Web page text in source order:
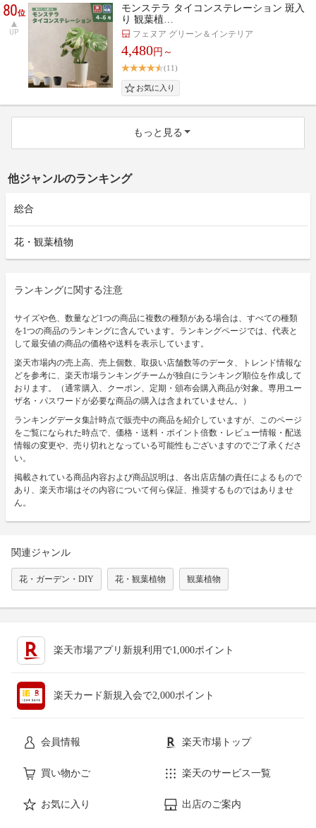
80位
UP
モンステラ タイコンステレーション 斑入
り 観葉植…
フェヌア グリーン＆インテリア
4,480円～
(11)
もっと見る
他ジャンルのランキング
総合
花・観葉植物
ランキングに関する注意
サイズや色、数量など1つの商品に複数の種類がある場合は、すべての種類
を1つの商品のランキングに含んでいます。ランキングページでは、代表と
して最安値の商品の価格や送料を表示しています。
楽天市場内の売上高、売上個数、取扱い店舗数等のデータ、トレンド情報な
どを参考に、楽天市場ランキングチームが独自にランキング順位を作成して
おります。（通常購入、クーポン、定期・頒布会購入商品が対象。専用ユー
ザ名・パスワードが必要な商品の購入は含まれていません。）
ランキングデータ集計時点で販売中の商品を紹介していますが、このページ
をご覧になられた時点で、価格・送料・ポイント倍数・レビュー情報・配送
情報の変更や、売り切れとなっている可能性もございますのでご了承くださ
い。
掲載されている商品内容および商品説明は、各出店店舗の責任によるもので
あり、楽天市場はその内容について何ら保証、推奨するものではありませ
ん。
関連ジャンル
花・ガーデン・DIY 花・観葉植物 観葉植物
楽天市場アプリ新規利用で1,000ポイント
楽天カード新規入会で2,000ポイント
会員情報 楽天市場トップ
買い物かご 楽天のサービス一覧
お気に入り 出店のご案内